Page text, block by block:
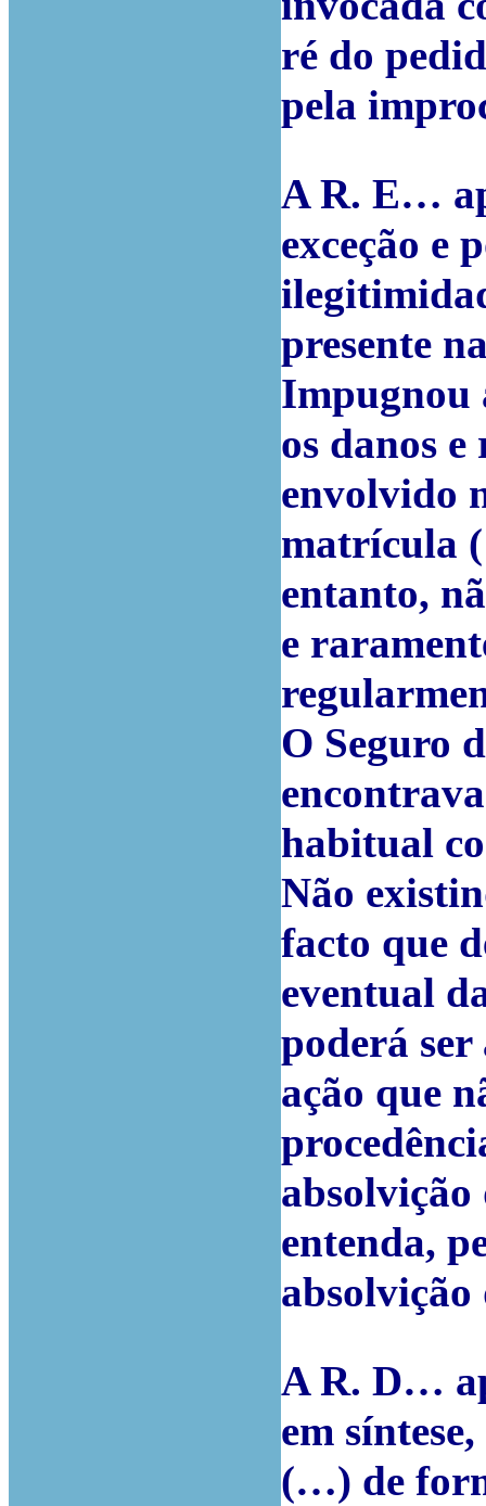
ré do
pela
A R. E…
exceção e
presente
Impugnou
os danos
envolvido
matrícula
entanto,
e
O Seguro
habitual
Não
facto que
eventual
poderá
ação que
absolvição
entenda,
A R. D…
em
(…) de